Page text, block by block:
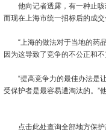
他向记者透露，有一种止咳
而现在上海市统一招标后的成
“上海的做法对于当地的药品
因为这导致了竞争的不公正和
“提高竞争力的最佳办法是让
受保护者是最容易遭淘汰的。”他
点击此处查询全部地方保护